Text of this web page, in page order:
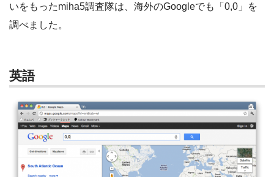
いをもったmiha5調査隊は、海外のGoogleでも「0,0」を
調べました。
英語